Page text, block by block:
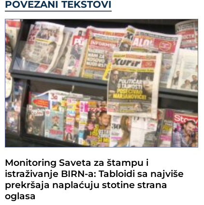
POVEZANI TEKSTOVI
Monitoring Saveta za štampu i
istraživanje BIRN-a: Tabloidi sa najviše
prekršaja naplaćuju stotine strana
oglasa